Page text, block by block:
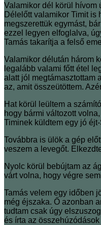
Valamikor dél körül hívom
Délelőtt valamikor Timit is
megszerettük egymást,
ezzel legyen elfoglalva,
Tamás takarítja a felső
Valamikor délután három
legalább valami főtt étel
alatt jól megtámasztottam
az, amit összeütöttem.
Hat körül leültem a
hogy bármi változott
Timinek küldtem egy jó
Továbbra is ülök a gép
veszem a levegőt.
Nyolc körül bebújtam az
várt volna, hogy végre
Tamás velem egy időben
még éjszaka. Ő azonban
tudtam csak úgy
és írta az